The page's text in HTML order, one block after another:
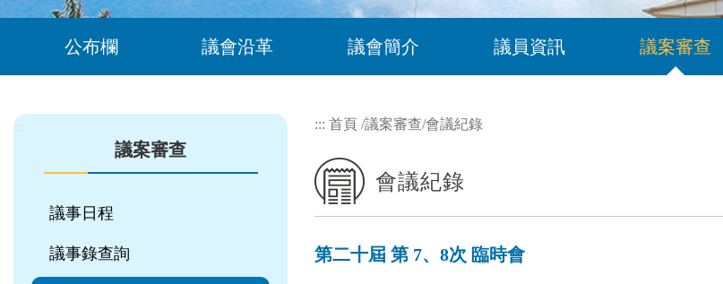
公布欄 議會沿革 議會簡介 議員資訊 議案審查
:::
議案審查
議事日程
議事錄查詢
::: 首頁 /議案審查/會議紀錄
會議紀錄
第二十屆 第 7、8次 臨時會